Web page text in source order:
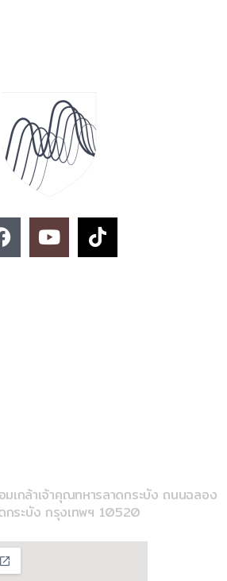
F
a
c
Y
o
u
T
i
k
มเกล้าเจ้าคุณทหารลาดกระบัง ถนนฉลอง
กระบัง กรุงเทพฯ 10520